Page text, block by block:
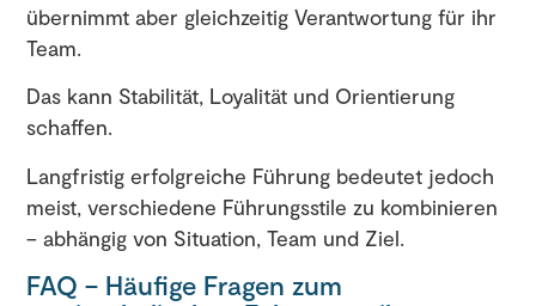
übernimmt aber gleichzeitig Verantwortung für ihr
Team.
Das kann Stabilität, Loyalität und Orientierung
schaffen.
Langfristig erfolgreiche Führung bedeutet jedoch
meist, verschiedene Führungsstile zu kombinieren
– abhängig von Situation, Team und Ziel.
FAQ – Häufige Fragen zum